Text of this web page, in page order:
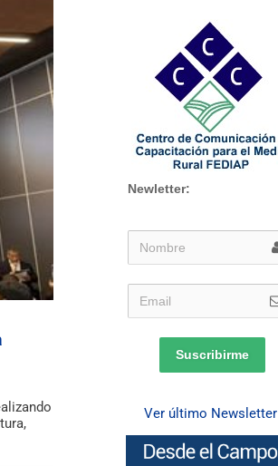
Newletter:
Suscribirme
Ver último Newsletter